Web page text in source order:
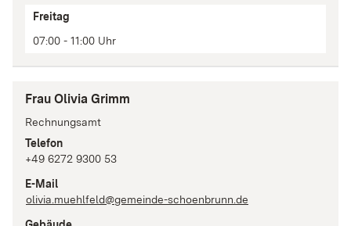
Freitag
07:00 - 11:00 Uhr
Frau Olivia Grimm
Rechnungsamt
Telefon
+49 6272 9300 53
E-Mail
olivia.muehlfeld@gemeinde-schoenbrunn.de